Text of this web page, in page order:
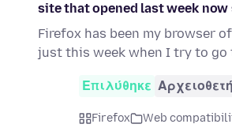
site that opened last week now
Firefox has been my browser
just this week when I try to go
Επιλύθηκε
Firefox Web